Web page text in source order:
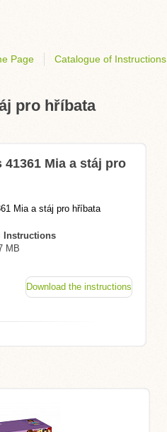
Page Catalogue of Instructions
pro hříbata
41361 Mia a stáj pro
Mia a stáj pro hříbata
Instructions
MB
Download the instructions